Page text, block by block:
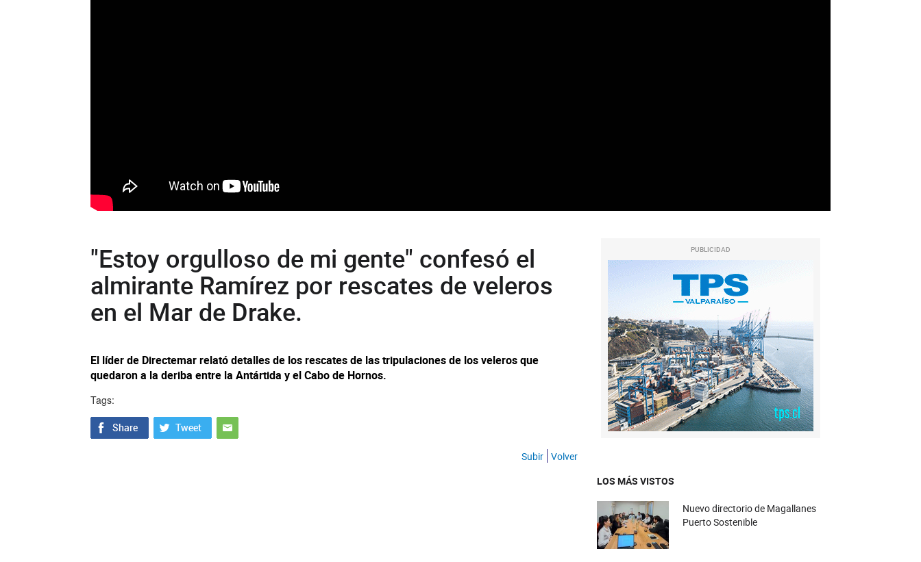
"Estoy orgulloso de mi gente" confesó el
almirante Ramírez por rescates de veleros
en el Mar de Drake.
El líder de Directemar relató detalles de los rescates de las tripulaciones de los veleros que
quedaron a la deriba entre la Antártida y el Cabo de Hornos.
Tags:
Subir Volver
PUBLICIDAD
LOS MÁS VISTOS
Nuevo directorio de Magallanes
Puerto Sostenible